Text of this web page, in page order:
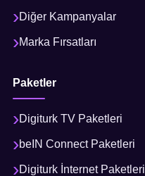
Diğer Kampanyalar
Marka Fırsatları
Paketler
Digiturk TV Paketleri
beIN Connect Paketleri
Digiturk İnternet Paketleri